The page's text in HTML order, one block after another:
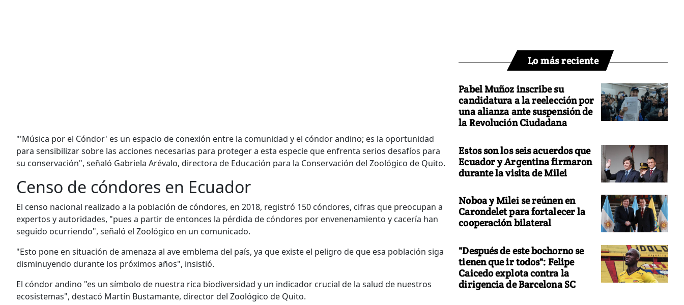
"'Música por el Cóndor' es un espacio de conexión entre la comunidad y el cóndor andino; es la oportunidad
para sensibilizar sobre las acciones necesarias para proteger a esta especie que enfrenta serios desafíos para
su conservación", señaló Gabriela Arévalo, directora de Educación para la Conservación del Zoológico de Quito.
Censo de cóndores en Ecuador
El censo nacional realizado a la población de cóndores, en 2018, registró 150 cóndores, cifras que preocupan a
expertos y autoridades, "pues a partir de entonces la pérdida de cóndores por envenenamiento y cacería han
seguido ocurriendo", señaló el Zoológico en un comunicado.
"Esto pone en situación de amenaza al ave emblema del país, ya que existe el peligro de que esa población siga
disminuyendo durante los próximos años", insistió.
El cóndor andino "es un símbolo de nuestra rica biodiversidad y un indicador crucial de la salud de nuestros
ecosistemas", destacó Martín Bustamante, director del Zoológico de Quito.
Lo más reciente
Pabel Muñoz inscribe su
candidatura a la reelección por
una alianza ante suspensión de
la Revolución Ciudadana
Estos son los seis acuerdos que
Ecuador y Argentina firmaron
durante la visita de Milei
Noboa y Milei se reúnen en
Carondelet para fortalecer la
cooperación bilateral
"Después de este bochorno se
tienen que ir todos": Felipe
Caicedo explota contra la
dirigencia de Barcelona SC